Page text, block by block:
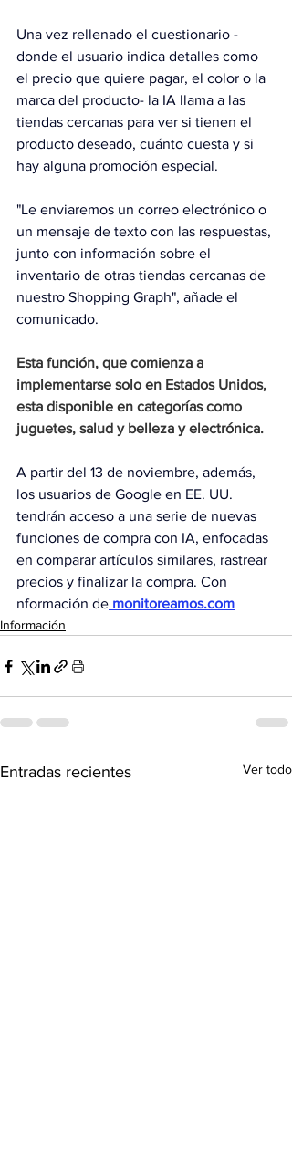
Una vez rellenado el cuestionario -
donde el usuario indica detalles como
el precio que quiere pagar, el color o la
marca del producto- la IA llama a las
tiendas cercanas para ver si tienen el
producto deseado, cuánto cuesta y si
hay alguna promoción especial.
"Le enviaremos un correo electrónico o
un mensaje de texto con las respuestas,
junto con información sobre el
inventario de otras tiendas cercanas de
nuestro Shopping Graph", añade el
comunicado.
Esta función, que comienza a
implementarse solo en Estados Unidos,
esta disponible en categorías como
juguetes, salud y belleza y electrónica.
A partir del 13 de noviembre, además,
los usuarios de Google en EE. UU.
tendrán acceso a una serie de nuevas
funciones de compra con IA, enfocadas
en comparar artículos similares, rastrear
precios y finalizar la compra. Con
nformación de monitoreamos.com
Información
Entradas recientes Ver todo